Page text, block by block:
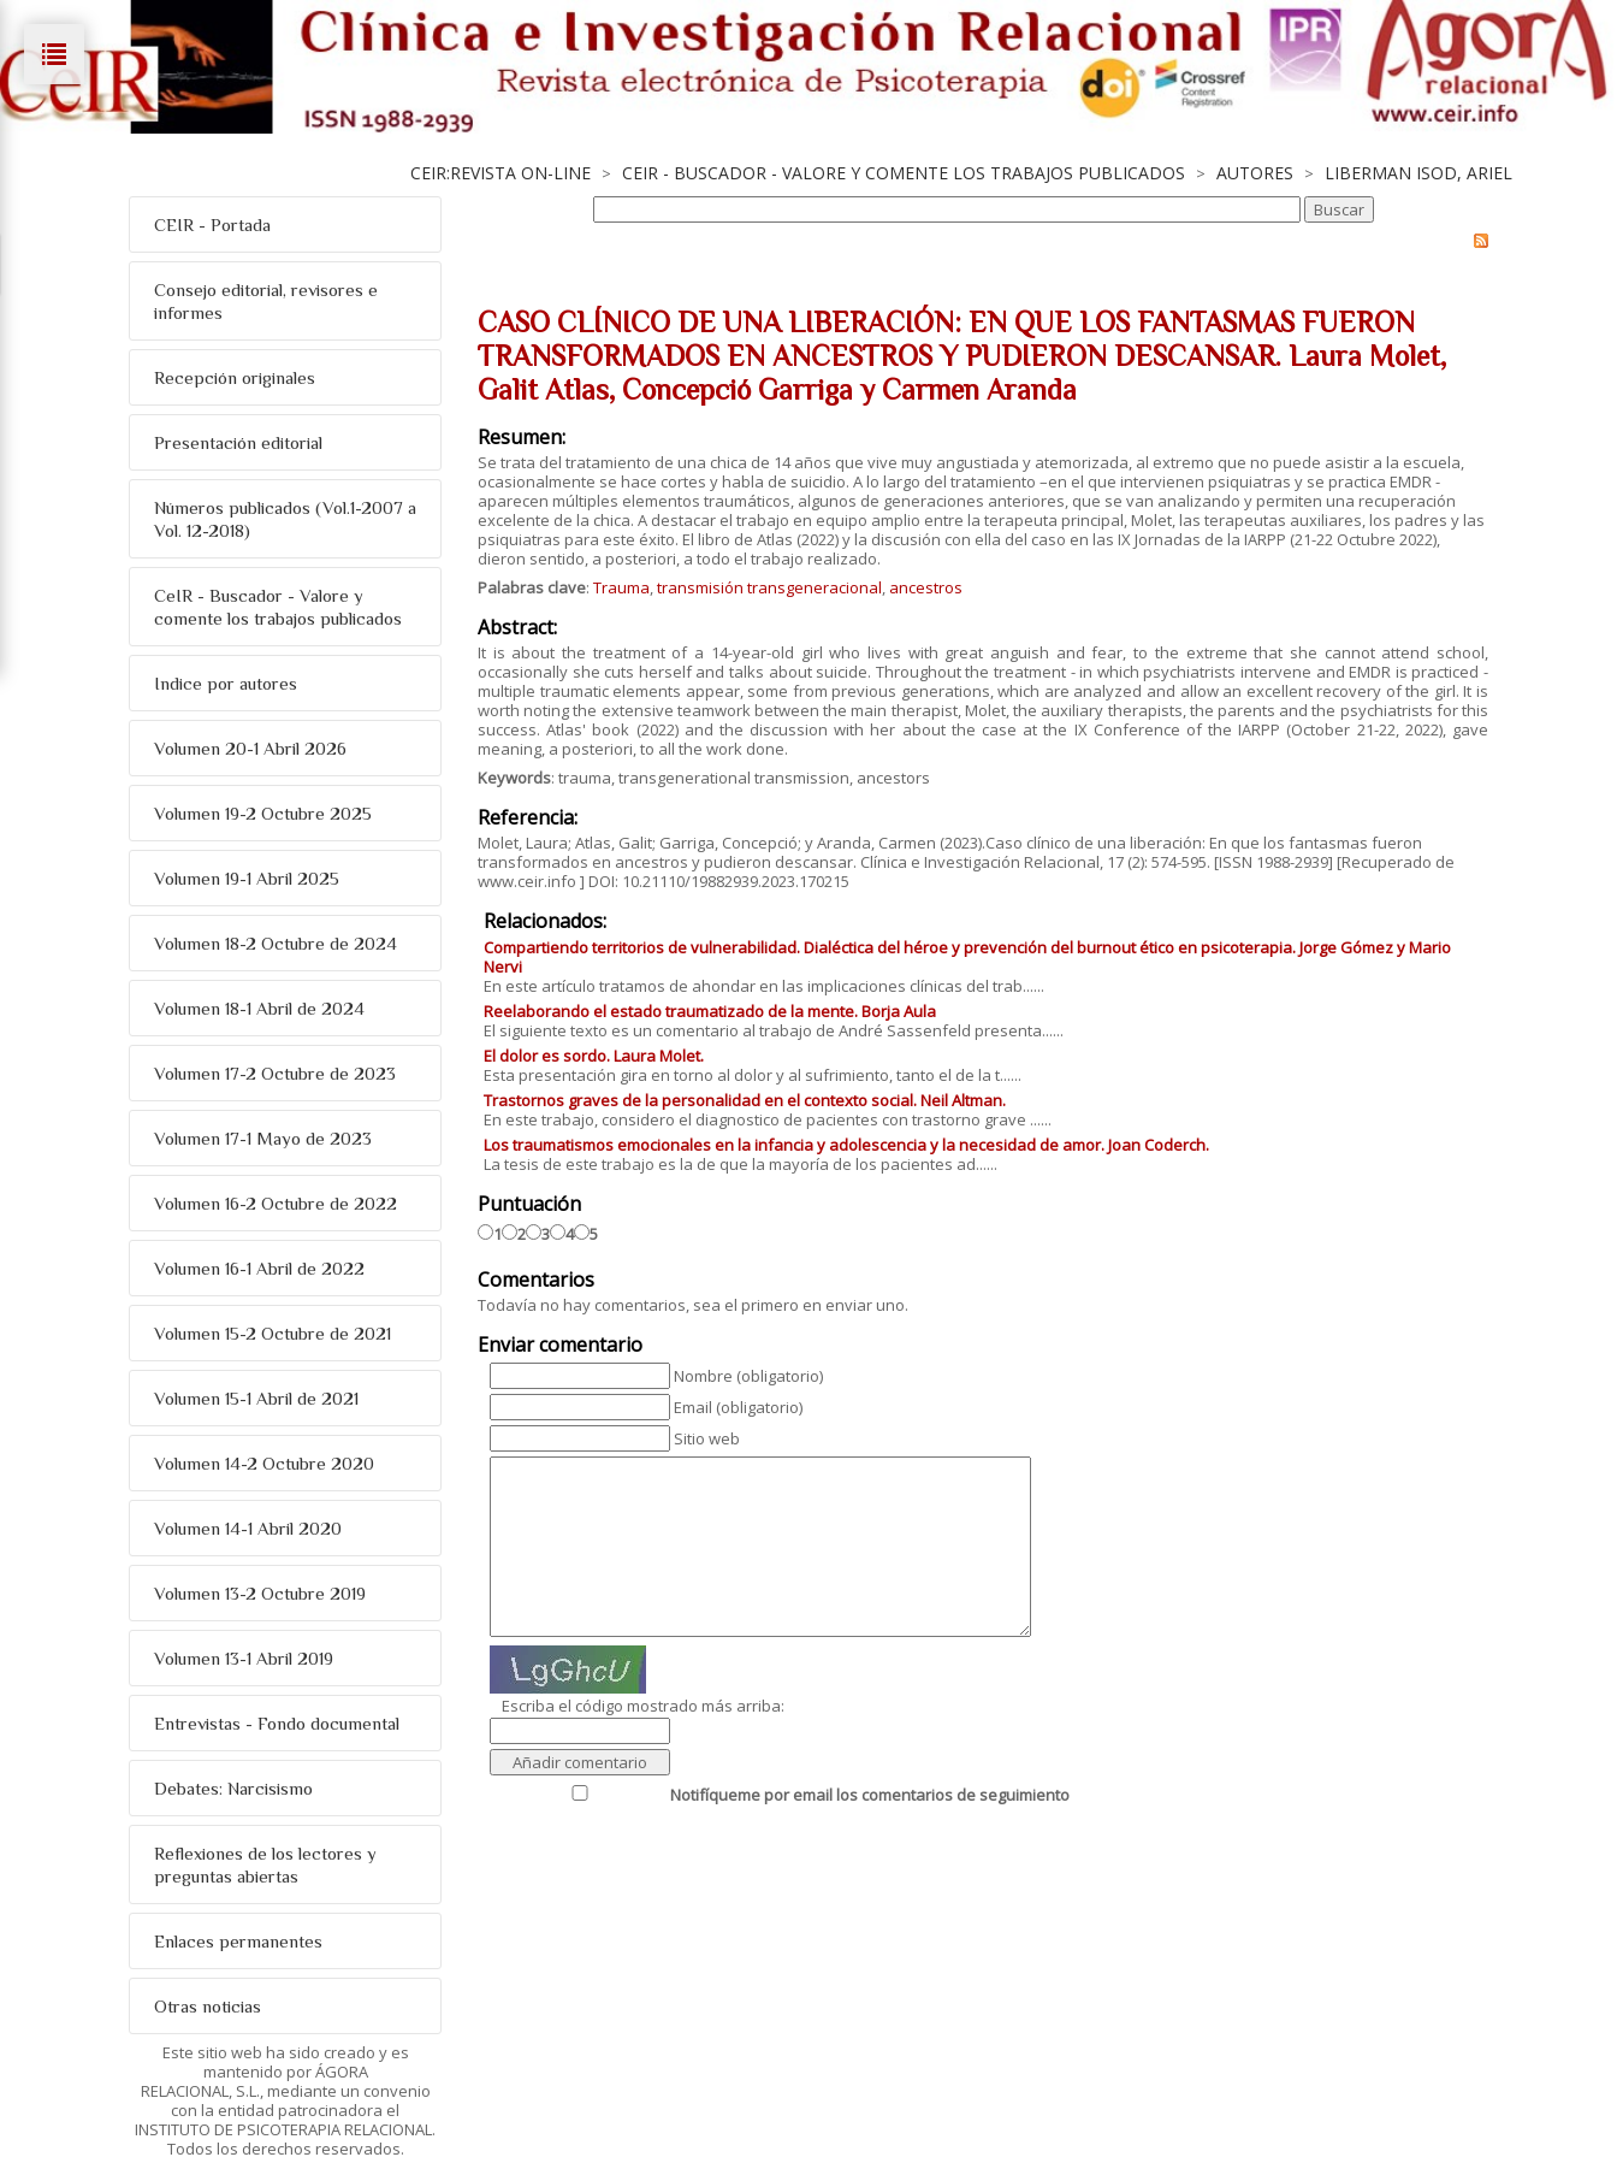
CEIR:REVISTA ON-LINE > CEIR - BUSCADOR - VALORE Y COMENTE LOS TRABAJOS PUBLICADOS > AUTORES > LIBERMAN ISOD, ARIEL
CEIR - Portada
Consejo editorial, revisores e
informes
Recepción originales
Presentación editorial
Números publicados (Vol.1-2007 a
Vol. 12-2018)
CeIR - Buscador - Valore y
comente los trabajos publicados
Indice por autores
Volumen 20-1 Abril 2026
Volumen 19-2 Octubre 2025
Volumen 19-1 Abril 2025
Volumen 18-2 Octubre de 2024
Volumen 18-1 Abril de 2024
Volumen 17-2 Octubre de 2023
Volumen 17-1 Mayo de 2023
Volumen 16-2 Octubre de 2022
Volumen 16-1 Abril de 2022
Volumen 15-2 Octubre de 2021
Volumen 15-1 Abril de 2021
Volumen 14-2 Octubre 2020
Volumen 14-1 Abril 2020
Volumen 13-2 Octubre 2019
Volumen 13-1 Abril 2019
Entrevistas - Fondo documental
Debates: Narcisismo
Reflexiones de los lectores y
preguntas abiertas
Enlaces permanentes
Otras noticias
Este sitio web ha sido creado y es
mantenido por ÁGORA
RELACIONAL, S.L., mediante un convenio
con la entidad patrocinadora el
INSTITUTO DE PSICOTERAPIA RELACIONAL.
Todos los derechos reservados.
CASO CLÍNICO DE UNA LIBERACIÓN: EN QUE LOS FANTASMAS FUERON
TRANSFORMADOS EN ANCESTROS Y PUDIERON DESCANSAR. Laura Molet,
Galit Atlas, Concepció Garriga y Carmen Aranda
Resumen:
Se trata del tratamiento de una chica de 14 años que vive muy angustiada y atemorizada, al extremo que no puede asistir a la escuela,
ocasionalmente se hace cortes y habla de suicidio. A lo largo del tratamiento –en el que intervienen psiquiatras y se practica EMDR -
aparecen múltiples elementos traumáticos, algunos de generaciones anteriores, que se van analizando y permiten una recuperación
excelente de la chica. A destacar el trabajo en equipo amplio entre la terapeuta principal, Molet, las terapeutas auxiliares, los padres y las
psiquiatras para este éxito. El libro de Atlas (2022) y la discusión con ella del caso en las IX Jornadas de la IARPP (21-22 Octubre 2022),
dieron sentido, a posteriori, a todo el trabajo realizado.
Palabras clave: Trauma,transmisión transgeneracional, ancestros
Abstract:
It is about the treatment of a 14-year-old girl who lives with great anguish and fear, to the extreme that she cannot attend school,
occasionally she cuts herself and talks about suicide. Throughout the treatment - in which psychiatrists intervene and EMDR is practiced -
multiple traumatic elements appear, some from previous generations, which are analyzed and allow an excellent recovery of the girl. It is
worth noting the extensive teamwork between the main therapist, Molet, the auxiliary therapists, the parents and the psychiatrists for this
success. Atlas' book (2022) and the discussion with her about the case at the IX Conference of the IARPP (October 21-22, 2022), gave
meaning, a posteriori, to all the work done.
Keywords: trauma, transgenerational transmission, ancestors
Referencia:
Molet, Laura; Atlas, Galit; Garriga, Concepció; y Aranda, Carmen (2023).Caso clínico de una liberación: En que los fantasmas fueron
transformados en ancestros y pudieron descansar. Clínica e Investigación Relacional, 17 (2): 574-595. [ISSN 1988-2939] [Recuperado de
www.ceir.info ] DOI: 10.21110/19882939.2023.170215
Relacionados:
Compartiendo territorios de vulnerabilidad. Dialéctica del héroe y prevención del burnout ético en psicoterapia. Jorge Gómez y Mario
Nervi
En este artículo tratamos de ahondar en las implicaciones clínicas del trab......
Reelaborando el estado traumatizado de la mente. Borja Aula
El siguiente texto es un comentario al trabajo de André Sassenfeld presenta......
El dolor es sordo. Laura Molet.
Esta presentación gira en torno al dolor y al sufrimiento, tanto el de la t......
Trastornos graves de la personalidad en el contexto social. Neil Altman.
En este trabajo, considero el diagnostico de pacientes con trastorno grave ......
Los traumatismos emocionales en la infancia y adolescencia y la necesidad de amor. Joan Coderch.
La tesis de este trabajo es la de que la mayoría de los pacientes ad......
Puntuación
1 2 3 4 5
Comentarios
Todavía no hay comentarios, sea el primero en enviar uno.
Enviar comentario
Nombre (obligatorio)
Email (obligatorio)
Sitio web
Escriba el código mostrado más arriba:
Notifíqueme por email los comentarios de seguimiento